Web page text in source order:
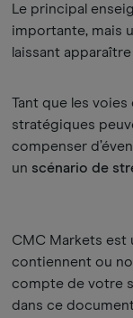
Le principal
importante, mais
laissant
Tant que les
stratégiques
compenser
un scénario de
CMC Markets est
contiennent ou
compte de votre
dans ce